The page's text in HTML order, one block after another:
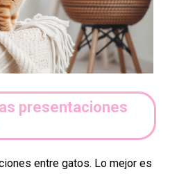
presentaciones
entre gatos. Lo mejor es